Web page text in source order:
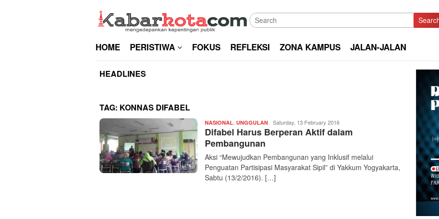
HOME PERISTIWA FOKUS REFLEKSI ZONA KAMPUS JALAN-JALAN
HEADLINES
TAG: KONNAS DIFABEL
NASIONAL UNGGULAN Redaksi
|
kabarkota
Saturday, 13 February 2016
Difabel Harus Berperan Aktif dalam
Pembangunan
Aksi “Mewujudkan Pembangunan yang Inklusif melalui
Penguatan Partisipasi Masyarakat Sipil” di Yakkum Yogyakarta,
Sabtu (13/2/2016). […]